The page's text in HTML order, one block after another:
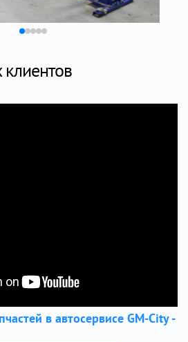
в автосервисе GM-City -